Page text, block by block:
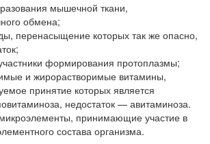
мышечной ткани,
обмена;
перенасыщение которых так же опасно,
формирования протоплазмы;
и жирорастворимые витамины,
принятие которых является
недостаток — авитаминоза.
принимающие участие в
состава организма.